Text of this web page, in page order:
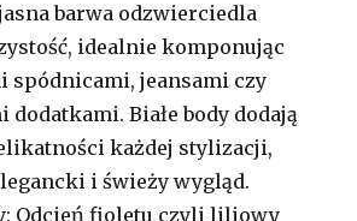
barwa odzwierciedla
idealnie komponując
spódnicami, jeansami czy
dodatkami. Białe body dodają
każdej stylizacji,
i świeży wygląd.
Odcień fioletu czyli liliowy